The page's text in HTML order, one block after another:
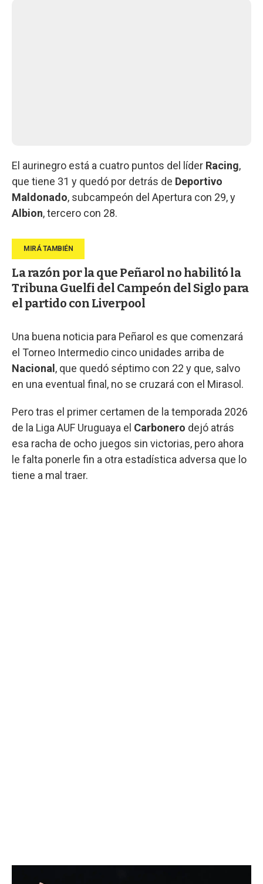
El aurinegro está a cuatro puntos del líder Racing,
que tiene 31 y quedó por detrás de Deportivo
Maldonado, subcampeón del Apertura con 29, y
Albion, tercero con 28.
La razón por la que Peñarol no habilitó la
Tribuna Guelfi del Campeón del Siglo para
el partido con Liverpool
Una buena noticia para Peñarol es que comenzará
el Torneo Intermedio cinco unidades arriba de
Nacional , que quedó séptimo con 22 y que, salvo
en una eventual final, no se cruzará con el Mirasol.
Pero tras el primer certamen de la temporada 2026
de la Liga AUF Uruguaya el Carbonero dejó atrás
esa racha de ocho juegos sin victorias, pero ahora
le falta ponerle fin a otra estadística adversa que lo
tiene a mal traer.